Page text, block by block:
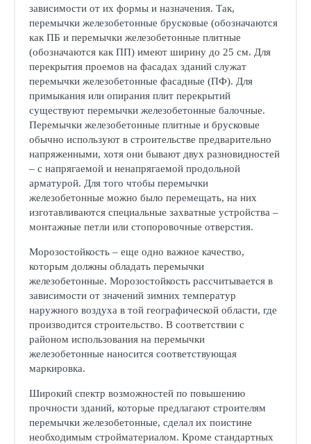
зависимости от их формы и назначения. Так,
перемычки железобетонные брусковые (обозначаются
как ПБ и перемычки железобетонные плитные
(обозначаются как ПП) имеют ширину до 25 см. Для
перекрытия проемов на фасадах зданий служат
перемычки железобетонные фасадные (ПФ). Для
примыкания или опирания плит перекрытий
существуют перемычки железобетонные балочные.
Перемычки железобетонные плитные и брусковые
обычно используют в строительстве предварительно
напряженными, хотя они бывают двух разновидностей
– с напрягаемой и ненапрягаемой продольной
арматурой. Для того чтобы перемычки
железобетонные можно было перемещать, на них
изготавливаются специальные захватные устройства –
монтажные петли или стопоровочные отверстия.
Морозостойкость – еще одно важное качество,
которым должны обладать перемычки
железобетонные. Морозостойкость рассчитывается в
зависимости от значений зимних температур
наружного воздуха в той географической области, где
производится строительство. В соответствии с
районом использования на перемычки
железобетонные наносится соответствующая
маркировка.
Широкий спектр возможностей по повышению
прочности зданий, которые предлагают строителям
перемычки железобетонные, сделал их поистине
необходимым стройматериалом. Кроме стандартных